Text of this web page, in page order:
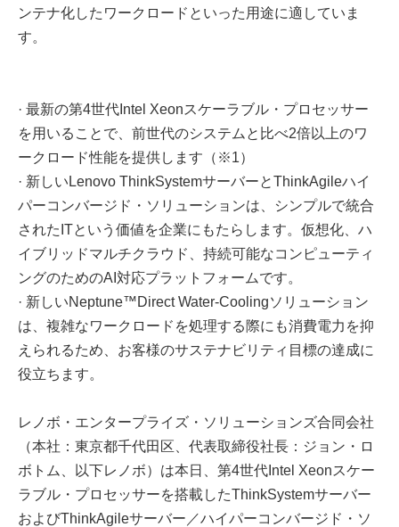
ンテナ化したワークロードといった用途に適していま
す。
· 最新の第4世代Intel Xeonスケーラブル・プロセッサー
を用いることで、前世代のシステムと比べ2倍以上のワ
ークロード性能を提供します（※1）
· 新しいLenovo ThinkSystemサーバーとThinkAgileハイ
パーコンバージド・ソリューションは、シンプルで統合
されたITという価値を企業にもたらします。仮想化、ハ
イブリッドマルチクラウド、持続可能なコンピューティ
ングのためのAI対応プラットフォームです。
· 新しいNeptune™Direct Water-Coolingソリューション
は、複雑なワークロードを処理する際にも消費電力を抑
えられるため、お客様のサステナビリティ目標の達成に
役立ちます。
レノボ・エンタープライズ・ソリューションズ合同会社
（本社：東京都千代田区、代表取締役社長：ジョン・ロ
ボトム、以下レノボ）は本日、第4世代Intel Xeonスケー
ラブル・プロセッサーを搭載したThinkSystemサーバー
およびThinkAgileサーバー／ハイパーコンバージド・ソ